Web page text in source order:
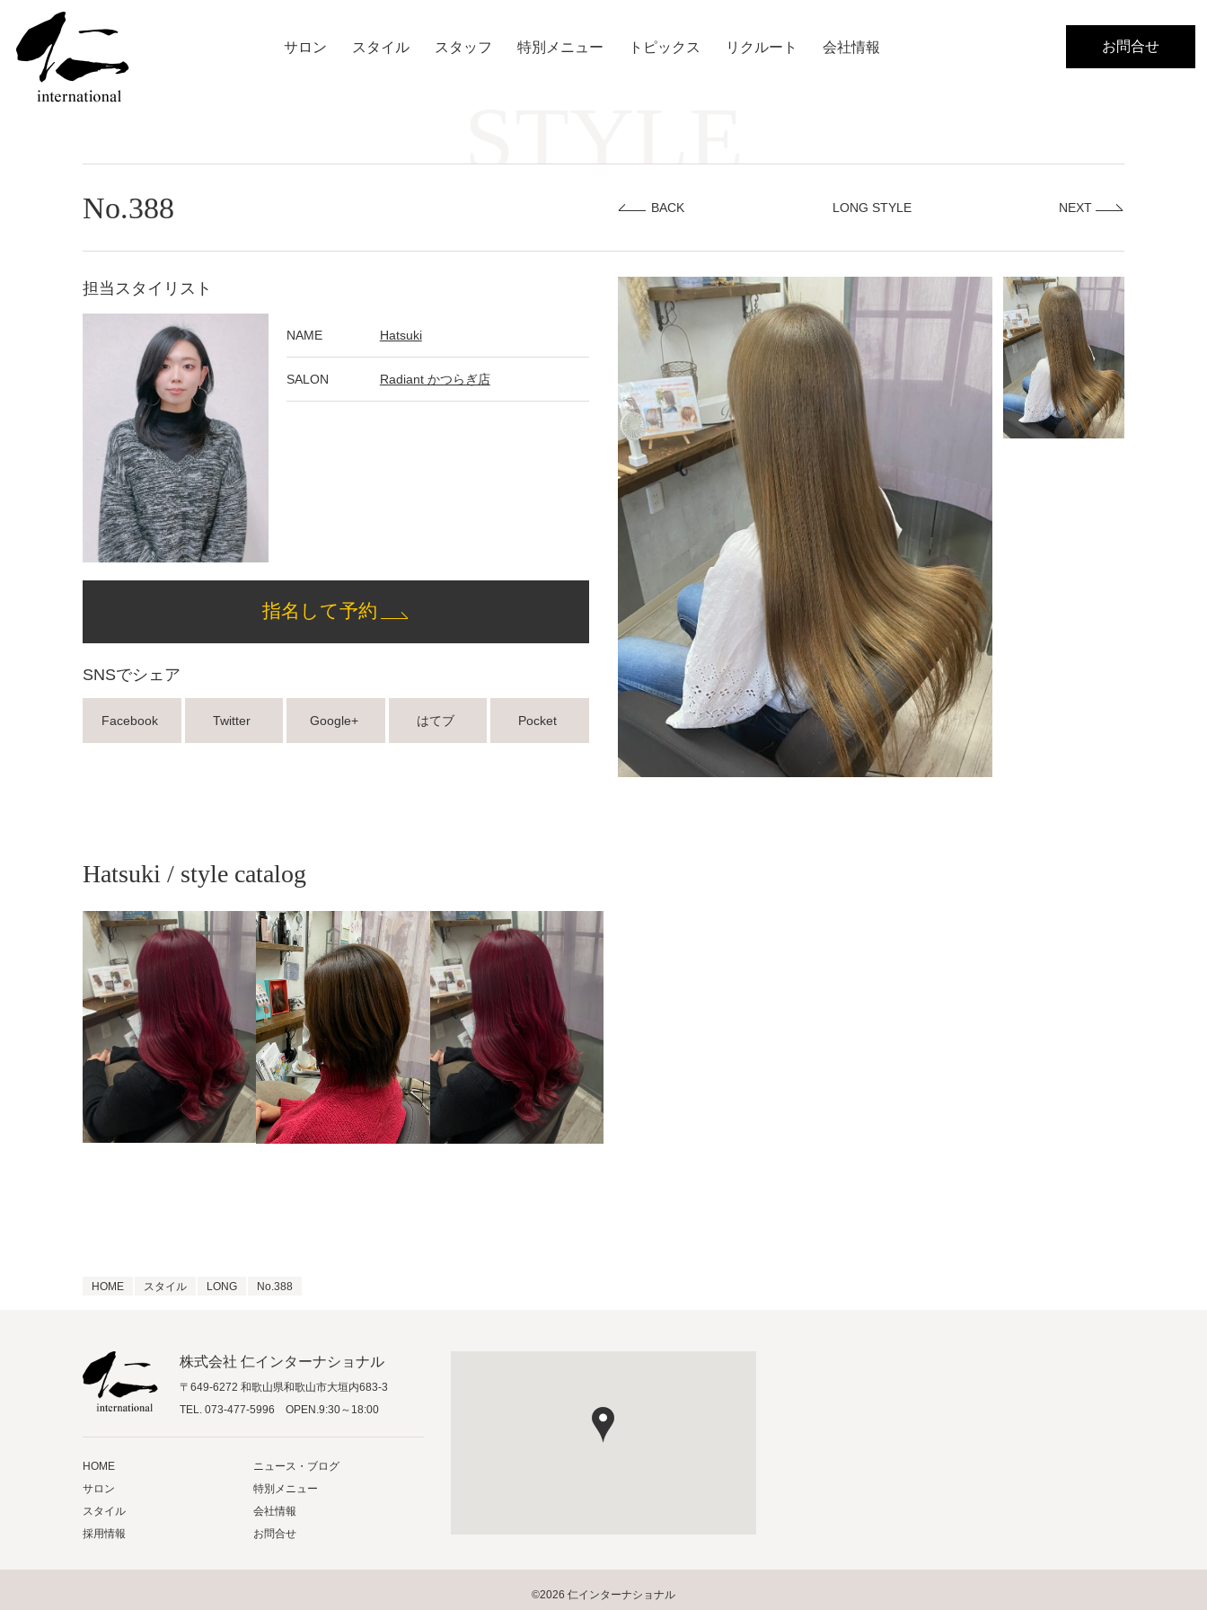
サロン スタイル スタッフ 特別メニュー トピックス リクルート 会社情報 お問合せ
STYLE
No.388 BACK LONG STYLE NEXT
担当スタイリスト
NAME Hatsuki
SALON Radiant かつらぎ店
指名して予約
SNSでシェア
Facebook Twitter Google+ はてブ Pocket
Hatsuki / style catalog
HOME スタイル LONG No.388
株式会社 仁インターナショナル
〒649-6272 和歌山県和歌山市大垣内683-3
TEL.073-477-5996 OPEN.9:30～18:00
HOME
ニュース・ブログ
サロン
特別メニュー
スタイル
会社情報
採用情報
お問合せ
©2026 仁インターナショナル